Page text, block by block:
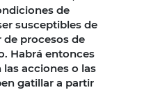
de
susceptibles de
de procesos de
Habrá entonces
acciones o las
gatillar a partir